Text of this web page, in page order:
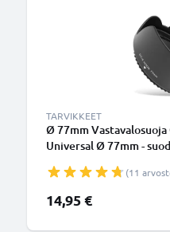
TARVIKKEET
Ø 77mm
Universal Ø 77mm -
vastavalosuoja (11
14,95 €